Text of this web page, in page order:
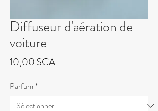
Diffuseur d'aération de
voiture
10,00 $CAPrix
Parfum *